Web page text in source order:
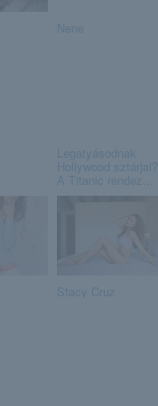
Nene
Legatyásodnak
Hollywood sztárjai?
A Titanic rendez...
Stacy Cruz